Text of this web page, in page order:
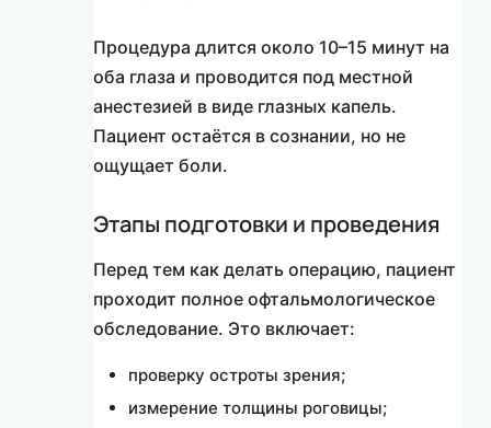
Процедура длится около 10–15 минут на
оба глаза и проводится под местной
анестезией в виде глазных капель.
Пациент остаётся в сознании, но не
ощущает боли.
Этапы подготовки и проведения
Перед тем как делать операцию, пациент
проходит полное офтальмологическое
обследование. Это включает:
проверку остроты зрения;
измерение толщины роговицы;